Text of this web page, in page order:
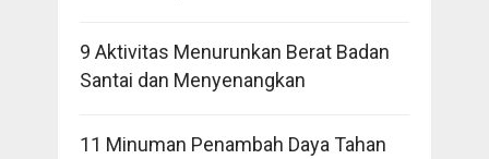
9 Aktivitas Menurunkan Berat Badan
Santai dan Menyenangkan
11 Minuman Penambah Daya Tahan